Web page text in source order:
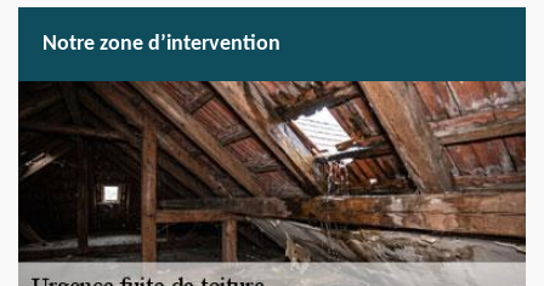
Notre zone d’intervention